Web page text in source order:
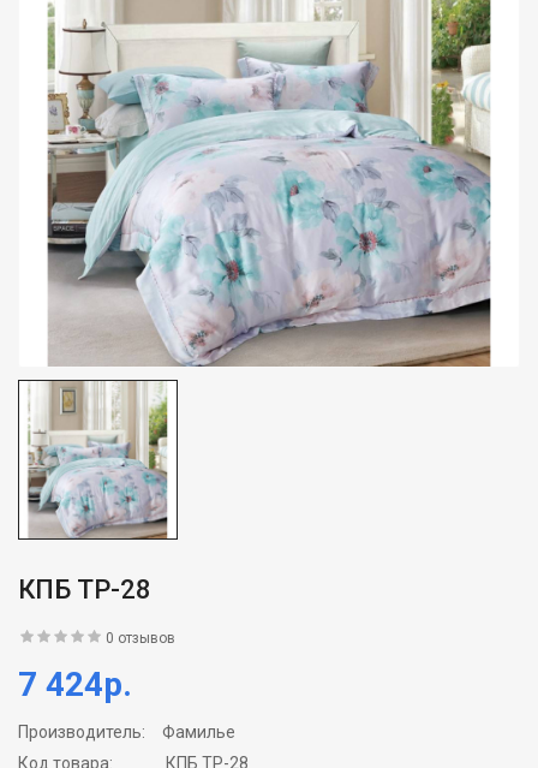
КПБ ТР-28
0 отзывов
7 424р.
Производитель:
Фамилье
Код товара:
КПБ ТР-28